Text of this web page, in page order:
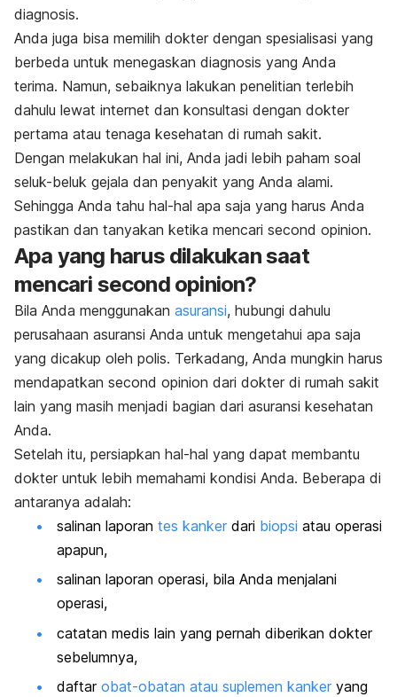
diagnosis.
Anda juga bisa memilih dokter dengan spesialisasi yang
berbeda untuk menegaskan diagnosis yang Anda
terima. Namun, sebaiknya lakukan penelitian terlebih
dahulu lewat internet dan konsultasi dengan dokter
pertama atau tenaga kesehatan di rumah sakit.
Dengan melakukan hal ini, Anda jadi lebih paham soal
seluk-beluk gejala dan penyakit yang Anda alami.
Sehingga Anda tahu hal-hal apa saja yang harus Anda
pastikan dan tanyakan ketika mencari second opinion.
Apa yang harus dilakukan saat
mencari second opinion?
Bila Anda menggunakan asuransi, hubungi dahulu
perusahaan asuransi Anda untuk mengetahui apa saja
yang dicakup oleh polis. Terkadang, Anda mungkin harus
mendapatkan second opinion dari dokter di rumah sakit
lain yang masih menjadi bagian dari asuransi kesehatan
Anda.
Setelah itu, persiapkan hal-hal yang dapat membantu
dokter untuk lebih memahami kondisi Anda. Beberapa di
antaranya adalah:
salinan laporan tes kanker dari biopsi atau operasi
apapun,
salinan laporan operasi, bila Anda menjalani
operasi,
catatan medis lain yang pernah diberikan dokter
sebelumnya,
daftar obat-obatan atau suplemen kanker yang